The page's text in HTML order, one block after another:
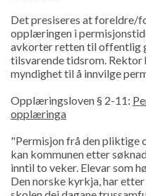
Det presiseres at foreldre/
opplæringen i
avkorter retten til offentlig
tilsvarende tidsrom. Rektor
myndighet til å innvilge
Opplæringsloven § 2-11:
opplæringa
"Permisjon frå den pliktige
kan kommunen etter
inntil to veker. Elevar som
Den norske kyrkja, har